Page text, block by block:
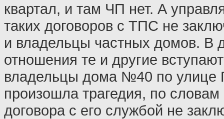
квартал, и там ЧП нет. А
таких договоров с ТПС не
и владельцы частных домов. В
отношения те и другие
владельцы дома №40 по улице
произошла трагедия, по
договора с его службой не